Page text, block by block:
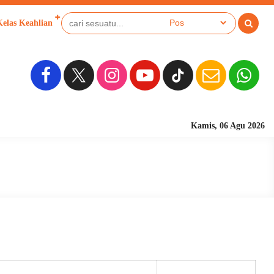
Keahlian
Kamis, 06 Agu 2026
Sekolah